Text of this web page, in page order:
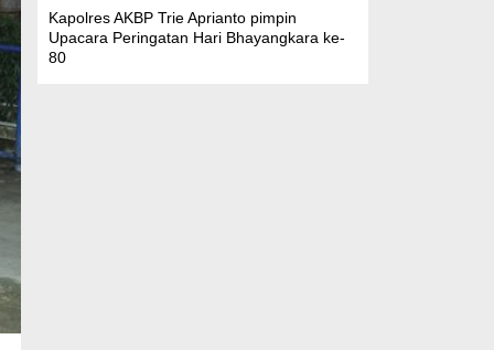
Kapolres AKBP Trie Aprianto pimpin
Upacara Peringatan Hari Bhayangkara ke-
80